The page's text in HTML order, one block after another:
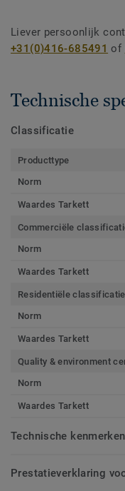
Liever persoonlijk
+31(0)416-685491 of
Technische
Classificatie
Producttype
Norm
Waardes Tarkett
Commerciële
Norm
Waardes Tarkett
Residentiële classificatie
Norm
Waardes Tarkett
Quality & environment
Norm
Waardes Tarkett
Technische kenmerken
Prestatieverklaring